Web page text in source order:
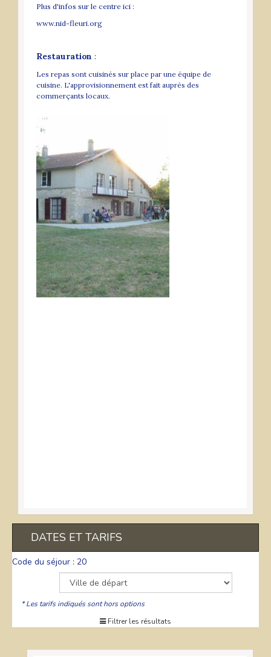
Plus d'infos sur le centre ici :
www.nid-fleuri.org
Restauration :
Les repas sont cuisinés sur place par une équipe de
cuisine. L'approvisionnement est fait auprès des
commerçants locaux.
DATES ET TARIFS
Code du séjour : 20
* Les tarifs indiqués sont hors options
Filtrer les résultats